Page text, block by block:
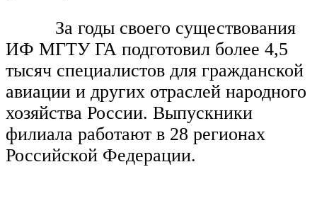
За годы своего существования
ИФ МГТУ ГА подготовил более 4,5
тысяч специалистов для гражданской
авиации и других отраслей народного
хозяйства России. Выпускники
филиала работают в 28 регионах
Российской Федерации.